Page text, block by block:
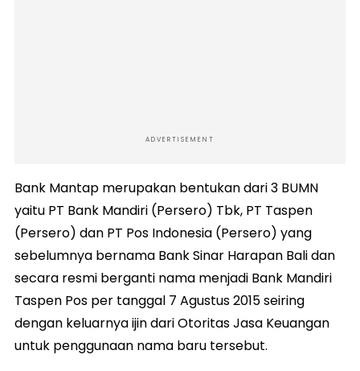
ADVERTISEMENT
Bank Mantap merupakan bentukan dari 3 BUMN
yaitu PT Bank Mandiri (Persero) Tbk, PT Taspen
(Persero) dan PT Pos Indonesia (Persero) yang
sebelumnya bernama Bank Sinar Harapan Bali dan
secara resmi berganti nama menjadi Bank Mandiri
Taspen Pos per tanggal 7 Agustus 2015 seiring
dengan keluarnya ijin dari Otoritas Jasa Keuangan
untuk penggunaan nama baru tersebut.